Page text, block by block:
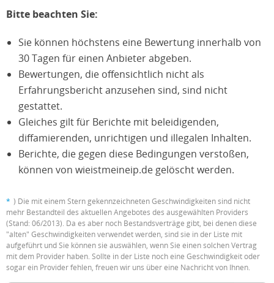
Bitte beachten Sie:
Sie können höchstens eine Bewertung innerhalb von
30 Tagen für einen Anbieter abgeben.
Bewertungen, die offensichtlich nicht als
Erfahrungsbericht anzusehen sind, sind nicht
gestattet.
Gleiches gilt für Berichte mit beleidigenden,
diffamierenden, unrichtigen und illegalen Inhalten.
Berichte, die gegen diese Bedingungen verstoßen,
können von wieistmeineip.de gelöscht werden.
* ) Die mit einem Stern gekennzeichneten Geschwindigkeiten sind nicht
mehr Bestandteil des aktuellen Angebotes des ausgewählten Providers
(Stand: 06/2013). Da es aber noch Bestandsverträge gibt, bei denen diese
"alten" Geschwindigkeiten verwendet werden, sind sie in der Liste mit
aufgeführt und Sie können sie auswählen, wenn Sie einen solchen Vertrag
mit dem Provider haben. Sollte in der Liste noch eine Geschwindigkeit oder
sogar ein Provider fehlen, freuen wir uns über eine Nachricht von Ihnen.